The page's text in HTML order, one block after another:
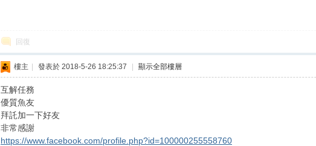
回復
樓主 發表於 2018-5-26 18:25:37 顯示全部樓層
互解任務
優質魚友
拜託加一下好友
非常感謝
https://www.facebook.com/profile.php?id=100000255558760